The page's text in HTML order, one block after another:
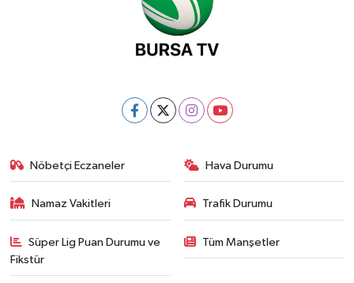
Nöbetçi Eczaneler Hava Durumu
Namaz Vakitleri Trafik Durumu
Süper Lig Puan Durumu ve
Fikstür
Tüm Manşetler